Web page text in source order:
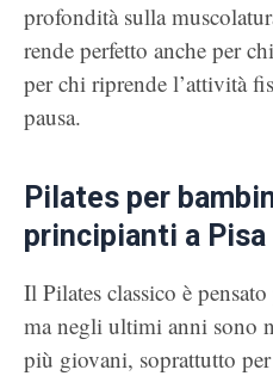
profondità sulla
rende perfetto anche per
per chi riprende l’attività
pausa.
Pilates per
principianti a Pisa
Il Pilates classico è
ma negli ultimi anni sono
più giovani, soprattutto